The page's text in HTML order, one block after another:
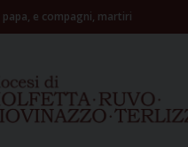
papa, e compagni, martiri